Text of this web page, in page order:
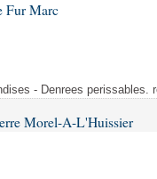
Fur Marc
- Denrees perissables.
Morel-A-L'Huissier